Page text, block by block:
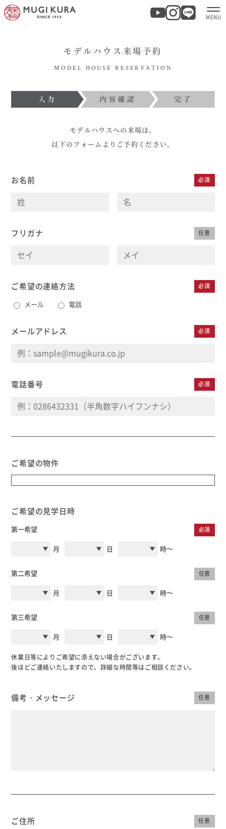
実例集・お客様の声
家づくりについて
むぎくらについて
せ
1806
モデルハウス来場予約
MODEL HOUSE RESERVATION
モデルハウスへの来場は、
以下のフォームよりご予約ください。
お名前 必須
フリガナ 任意
ご希望の連絡方法 必須
メール 電話
メールアドレス 必須
電話番号 必須
ご希望の物件
ご希望の見学日時
第一希望 必須
月 日 時〜
第二希望 任意
月 日 時〜
第三希望 任意
月 日 時〜
休業日等によりご希望に添えない場合がございます。
後ほどご連絡いたしますので、詳細な時間等はご相談ください。
備考・メッセージ 任意
ご住所 任意